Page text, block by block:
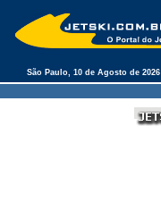
São Paulo, 10 de Agosto de 2026